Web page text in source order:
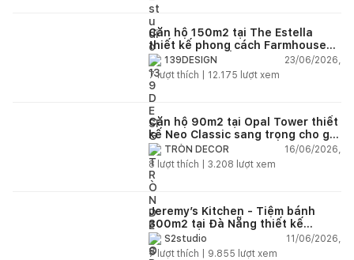
Căn hộ 150m2 tại The Estella
thiết kế phong cách Farmhouse
thanh lịch và ấm áp
139DESIGN
23/06/2026,
7lượt thích | 12.175 lượt xem
Căn hộ 90m2 tại Opal Tower thiết
kế Neo Classic sang trọng cho gia
đình trẻ
TRÒN DECOR
16/06/2026,
8 lượt thích | 3.208 lượt xem
Jeremy’s Kitchen - Tiệm bánh
300m2 tại Đà Nẵng thiết kế
phong cách công nghiệp hiện đại
ngập tràn ánh sáng tự nhiên
S2studio
11/06/2026,
7lượt thích | 9.855 lượt xem